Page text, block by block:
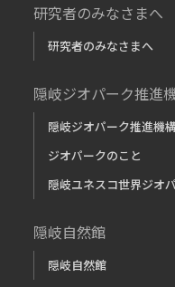
研究者のみなさまへ
研究者のみなさまへ
隠岐ジオパーク推進
隠岐ジオパーク推進機
ジオパークのこと
隠岐ユネスコ世界ジオ
隠岐自然館
隠岐自然館